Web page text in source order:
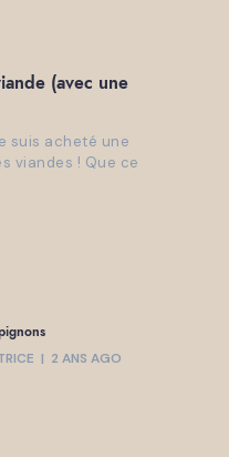
(avec une
suis acheté une
viandes ! Que ce
2 ANS AGO